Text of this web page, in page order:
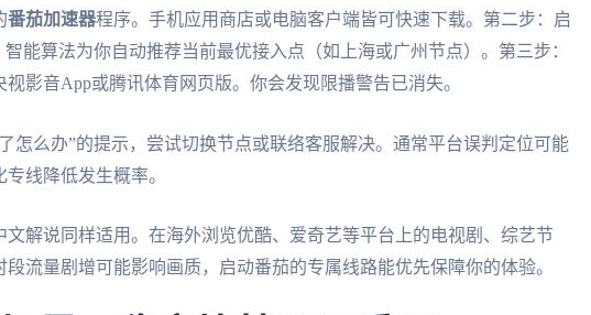
番茄加速器程序。手机应用商店或电脑客户端皆可快速下载。第二步：启
能算法为你自动推荐当前最优接入点（如上海或广州节点）。第三步：
影音App或腾讯体育网页版。你会发现限播警告已消失。
怎么办”的提示，尝试切换节点或联络客服解决。通常平台误判定位可能
线降低发生概率。
文解说同样适用。在海外浏览优酷、爱奇艺等平台上的电视剧、综艺节
流量剧增可能影响画质，启动番茄的专属线路能优先保障你的体验。